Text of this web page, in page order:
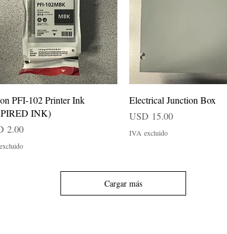
Vista rápida
PFI-102 Printer Ink
INK)
2.00
Vista rápida
Electrical Junction Box
Precio
USD 15.00
IVA excluido
Cargar más